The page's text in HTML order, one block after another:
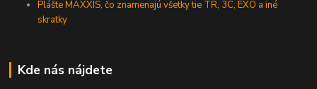
Plášte MAXXIS, čo znamenajú všetky tie TR, 3C, EXO a iné
skratky
Kde nás nájdete